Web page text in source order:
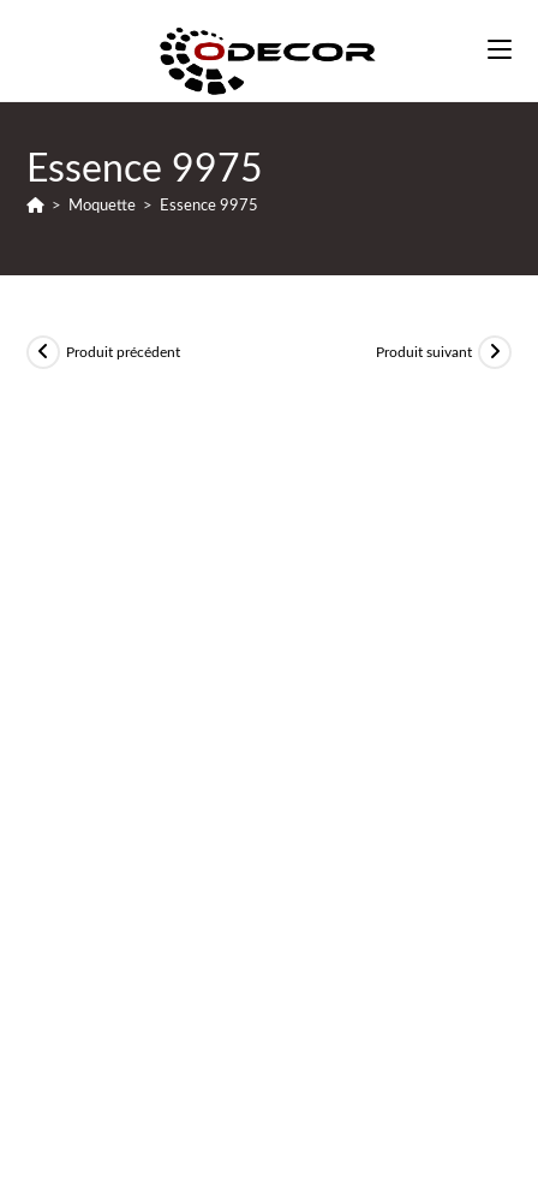
Essence 9975
> Moquette > Essence 9975
Produit précédent Produit suivant